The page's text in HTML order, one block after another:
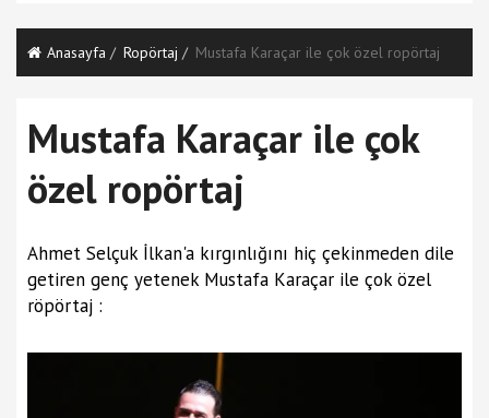
üAnasayfa Ropörtaj Mustafa Karaçar ile çok özel ropörtaj
Mustafa Karaçar ile çok
özel ropörtaj
Ahmet Selçuk İlkan'a kırgınlığını hiç çekinmeden dile
getiren genç yetenek Mustafa Karaçar ile çok özel
röpörtaj :